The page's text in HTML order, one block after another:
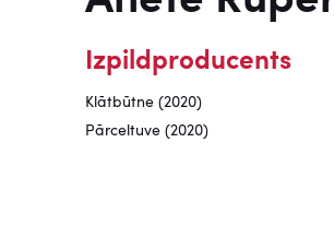
Izpildproducents
Klātbūtne (2020)
Pārceltuve (2020)